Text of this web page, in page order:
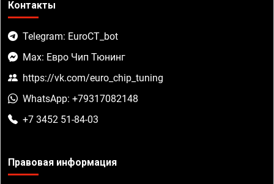
Контакты
Telegram: EuroCT_bot
Max: Евро Чип Тюнинг
https://vk.com/euro_chip_tuning
WhatsApp: +79317082148
+7 3452 51-84-03
Правовая информация